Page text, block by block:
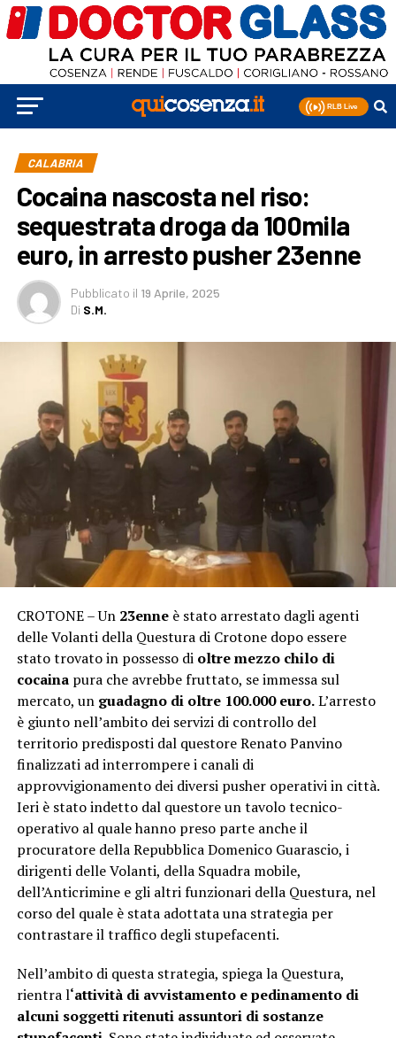
CALABRIA
Cocaina nascosta nel riso:
sequestrata droga da 100mila
euro, in arresto pusher 23enne
Pubblicato il 19 Aprile, 2025
Di S.M.
CROTONE – Un23enneè stato arrestato dagli agenti
delle Volanti della Questura di Crotone dopo essere
stato trovato in possesso di oltre mezzo chilo di
cocainapura che avrebbe fruttato, se immessa sul
mercato, un guadagno di oltre 100.000 euro.L’arresto
è giunto nell’ambito dei servizi di controllo del
territorio predisposti dal questore Renato Panvino
finalizzati ad interrompere i canali di
approvvigionamento dei diversi pusher operativi in città.
Ieri è stato indetto dal questore un tavolo tecnico-
operativo al quale hanno preso parte anche il
procuratore della Repubblica Domenico Guarascio, i
dirigenti delle Volanti, della Squadra mobile,
dell’Anticrimine e gli altri funzionari della Questura, nel
corso del quale è stata adottata una strategia per
contrastare il traffico degli stupefacenti.
Nell’ambito di questa strategia, spiega la Questura,
rientra l‘attività di avvistamento e pedinamento di
alcuni soggetti ritenuti assuntori di sostanze